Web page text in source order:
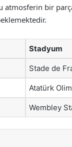
atmosferin bir
Stadyum
Stade de
Atatürk
Wembley